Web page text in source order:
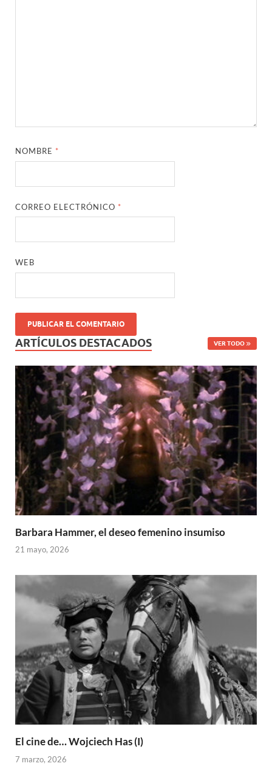
NOMBRE *
CORREO ELECTRÓNICO *
WEB
ARTÍCULOS DESTACADOS VER TODO
Barbara Hammer, el deseo femenino insumiso
21 mayo, 2026
El cine de… Wojciech Has (I)
7 marzo, 2026